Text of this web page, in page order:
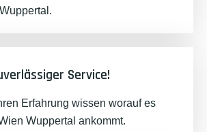
Service!
Erfahrung wissen worauf es
Wuppertal ankommt.